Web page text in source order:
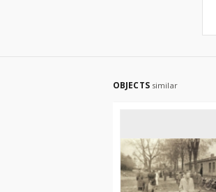
OBJECTS similar